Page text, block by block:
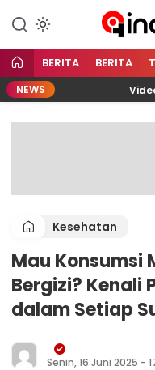
BERITA BERITA
NEWS Video
Kesehatan
Mau Konsumsi
Bergizi? Kenali
dalam Setiap
Senin, 16 Juni 2025 -